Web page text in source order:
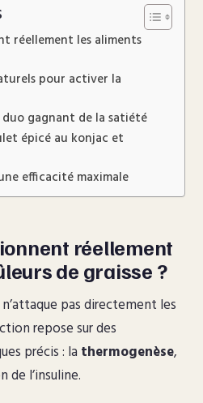
réellement les aliments
pour activer la
gagnant de la satiété
épicé au konjac et
efficacité maximale
réellement
de graisse ?
pas directement les
repose sur des
précis : la thermogenèse,
de l’insuline.